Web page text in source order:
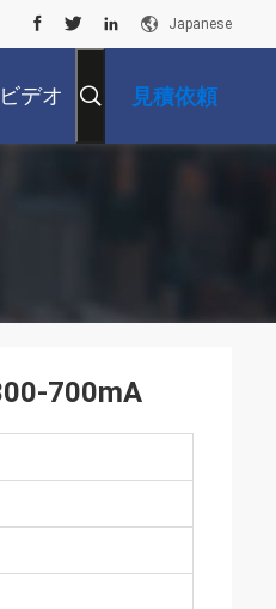
Japanese
ビデオ 見積依頼
700mA